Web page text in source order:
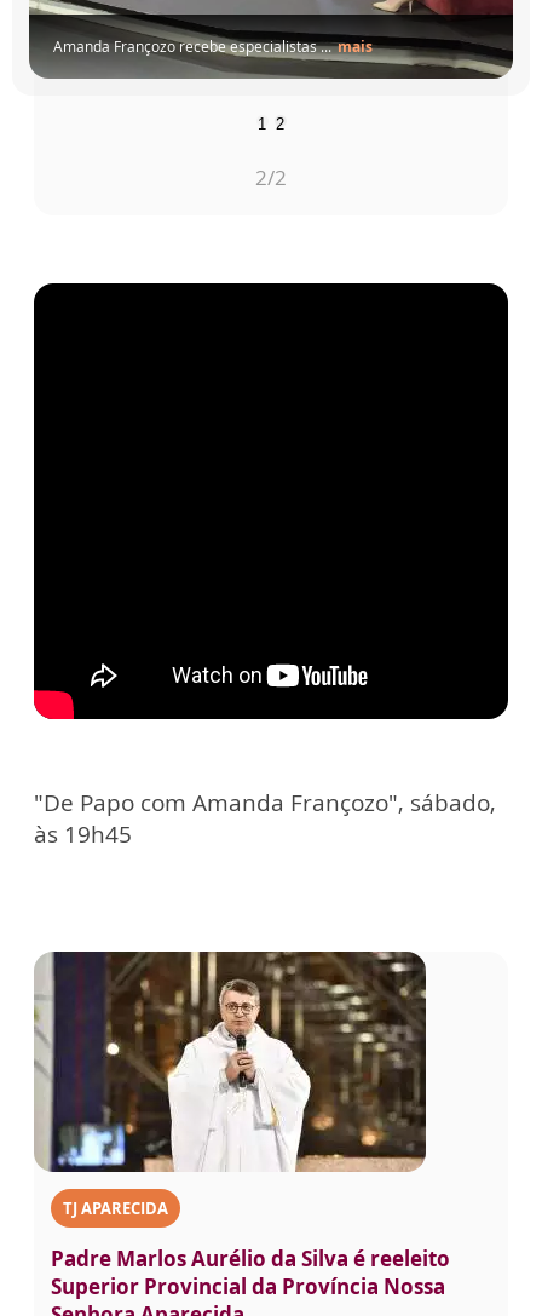
Amanda Françozo recebe especialistas ... mais
1 2
2/2
"De Papo com Amanda Françozo", sábado,
às 19h45
TJ APARECIDA
Padre Marlos Aurélio da Silva é reeleito
Superior Provincial da Província Nossa